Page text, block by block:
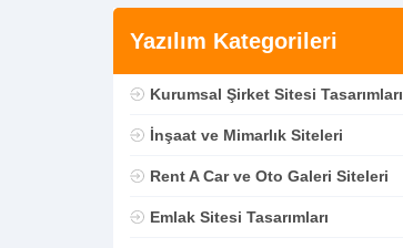
Yazılım Kategorileri
Kurumsal Şirket Sitesi Tasarımları
İnşaat ve Mimarlık Siteleri
Rent A Car ve Oto Galeri Siteleri
Emlak Sitesi Tasarımları